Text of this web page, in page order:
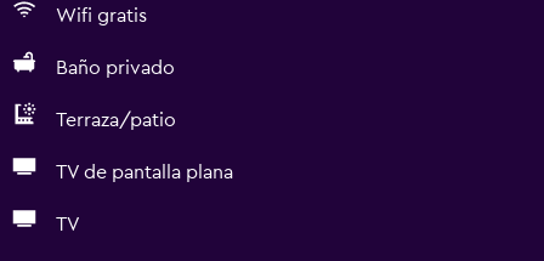
Wifi gratis
Baño privado
Terraza/patio
TV de pantalla plana
TV